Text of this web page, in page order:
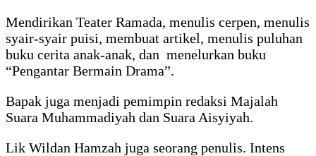
Mendirikan Teater Ramada, menulis cerpen, menulis
syair-syair puisi, membuat artikel, menulis puluhan
buku cerita anak-anak, dan menelurkan buku
“Pengantar Bermain Drama”.
Bapak juga menjadi pemimpin redaksi Majalah
Suara Muhammadiyah dan Suara Aisyiyah.
Lik Wildan Hamzah juga seorang penulis. Intens